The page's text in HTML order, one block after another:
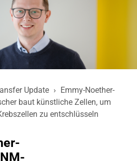
Update › Emmy-Noether-
baut künstliche Zellen, um
zu entschlüsseln